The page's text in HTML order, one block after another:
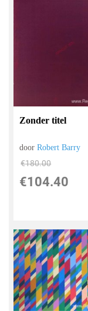
Zonder titel
doorRobert Barry
€180.00
€104.40